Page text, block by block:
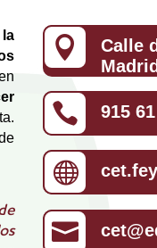

Calle
Madrid
 915

